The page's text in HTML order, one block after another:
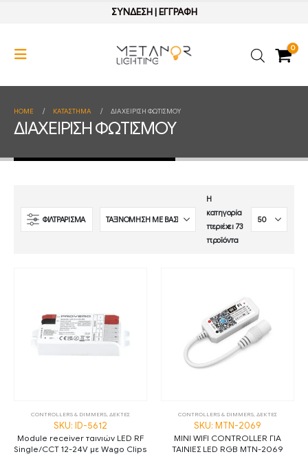
ΣΥΝΔΕΣΗ| ΕΓΓΡΑΦΗ
0
HOME ΚΑΤΆΣΤΗΜΑ ΔΙΑΧΕΙΡΙΣΗ ΦΩΤΙΣΜΟΥ
ΔΙΑΧΕΙΡΙΣΗ ΦΩΤΙΣΜΟΥ
ΦΙΛΤΡΑΡΙΣΜΑ
Η
κατηγορία
περιέχει 73
προϊόντα
CONTROLLERS & DIMMERS, ΔΕΚΤΕΣ
SKU: ID-5612
Module receiver ταινιών LED RF
Single/CCT 12-24V με Wago Clips
CONTROLLERS & DIMMERS, ΔΕΚΤΕΣ
SKU: MTN-2069
ΜΙΝΙ WIFI CONTROLLER ΓΙΑ
ΤΑΙΝΙΕΣ LED RGB MTN-2069